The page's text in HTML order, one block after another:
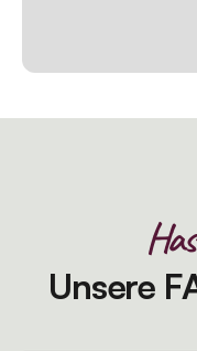
Unsere